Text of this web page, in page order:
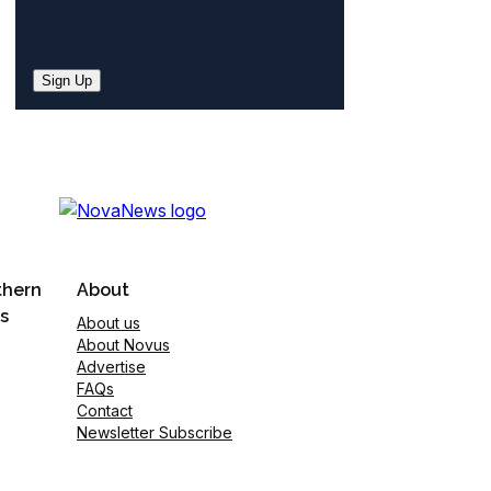
Sign Up
About
About us
About Novus
Advertise
FAQs
Contact
Newsletter Subscribe